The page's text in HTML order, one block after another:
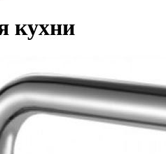
кухни